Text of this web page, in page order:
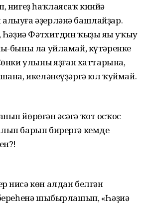
нигеҙ һаҡлаясаҡ кинйә
әҙерләнә башлайҙар.
Һәҙиә Фәтхитдин ҡыҙы яңы уҡыу
быны ла уйламай, күтәренке
улының яҙған хаттарына,
икеләнеүҙәргә юл ҡуймай.
йөрөгән әсәгә ҡот осҡос
барып бирергә кемдең
нисә көн алдан белгән
шыбырлашып, «Һәҙиә